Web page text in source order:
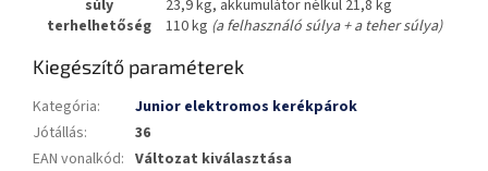
súly
23,9 kg, akkumulátor nélkül 21,8 kg
terhelhetőség
110 kg (a felhasználó súlya + a teher súlya)
Kiegészítő paraméterek
Kategória:
Junior elektromos kerékpárok
Jótállás:
36
EAN vonalkód: Változat kiválasztása